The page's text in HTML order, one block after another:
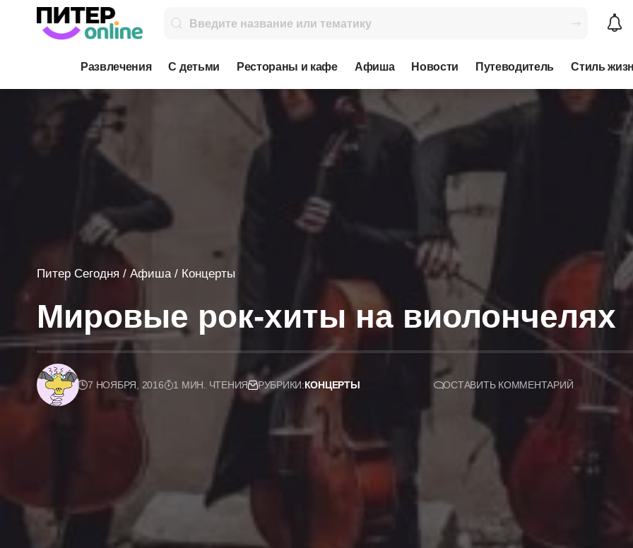
Развлечения С детьми Рестораны и кафе Афиша Новости Путеводитель Стиль
Питер Сегодня / Афиша/ Концерты
Мировые рок-хиты на виолончелях
7 НОЯБРЯ, 2016 1 МИН. ЧТЕНИЯ РУБРИКИ:КОНЦЕРТЫ ОСТАВИТЬ КОММЕНТАРИЙ